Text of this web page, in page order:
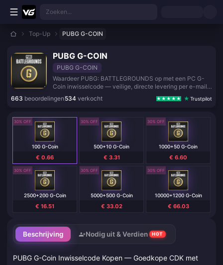
Ga direct naar de hoofdinhoud
Zoeken...
Top-Up PUBG G-COIN
PUBG G-COIN
PUBG G-COIN
Waardeer PUBG: BATTLEGROUNDS op met een PC G-
Coin inwisselcode — veilige, directe levering per e-mail
voor de Survivor Pass, wapenskins en exclusieve
bundels.
663 beoordelingen 534 verkocht Trustpilot
Beschrijving Nodig uit & Verdien HOT
PUBG G-Coin Inwisselcode Kopen — Goedkope CDK met
30% OFF
100 G-Coin
€ 0.66
30% OFF
500+10 G-Coin
€ 3.31
30% OFF
1000+50 G-Coin
€ 6.60
30% OFF
2500+200 G-Coin
€ 16.51
30% OFF
5000+500 G-Coin
€ 33.02
30% OFF
10000+1200 G-Coin
€ 66.03